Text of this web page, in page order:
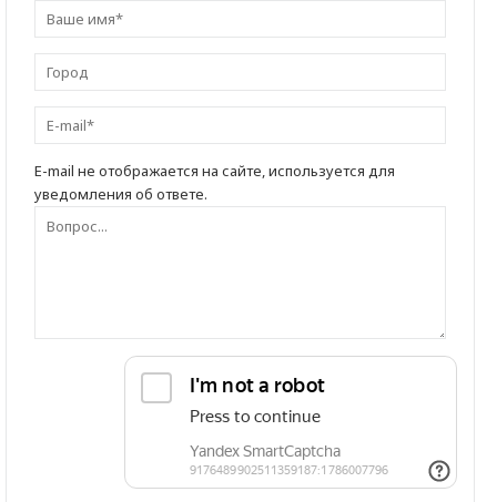
E-mail не отображается на сайте, используется для
уведомления об ответе.